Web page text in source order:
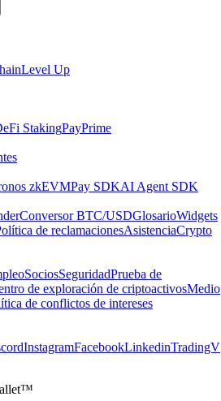
Level Up
StakingPayPrime
zkEVMPay SDKAI Agent SDK
Conversor BTC/USDGlosarioWidgets
de reclamacionesAsistenciaCrypto
SociosSeguridadPrueba de
de exploración de criptoactivosMedio
de conflictos de intereses
InstagramFacebookLinkedinTradingV